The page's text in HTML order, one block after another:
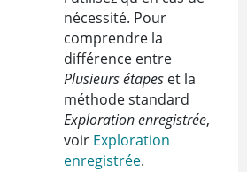
nécessité. Pour
comprendre la
différence entre
Plusieurs étapeset la
méthode standard
Exploration enregistrée,
voir Exploration
enregistrée.